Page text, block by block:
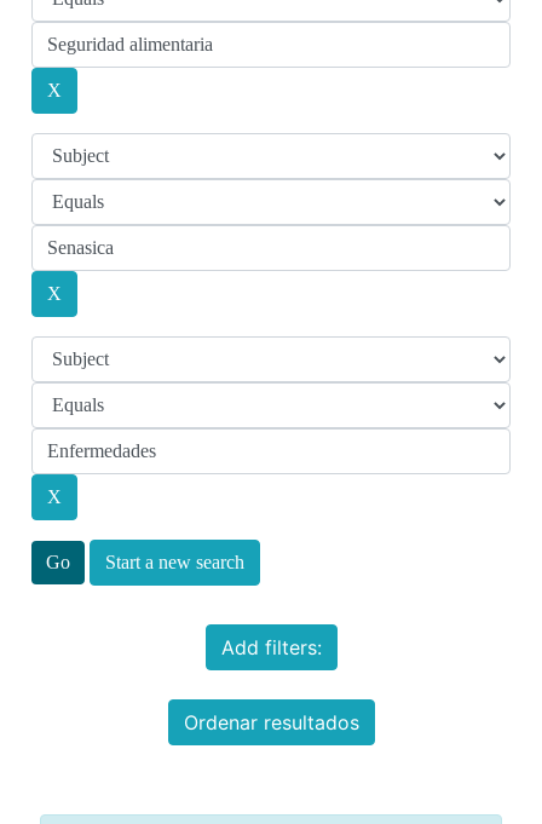
Start a new search
Add filters:
Ordenar resultados